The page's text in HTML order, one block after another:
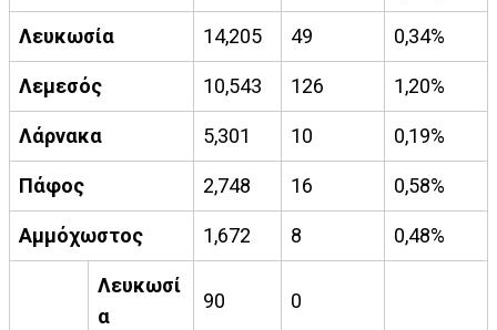
Λευκωσία 14,205 49 0,34%
Λεμεσός 10,543 126 1,20%
Λάρνακα 5,301 10 0,19%
Πάφος 2,748 16 0,58%
Αμμόχωστος 1,672 8 0,48%
Λευκωσί
α
90 0